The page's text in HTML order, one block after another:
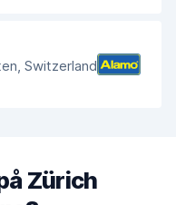
Switzerland
Zürich